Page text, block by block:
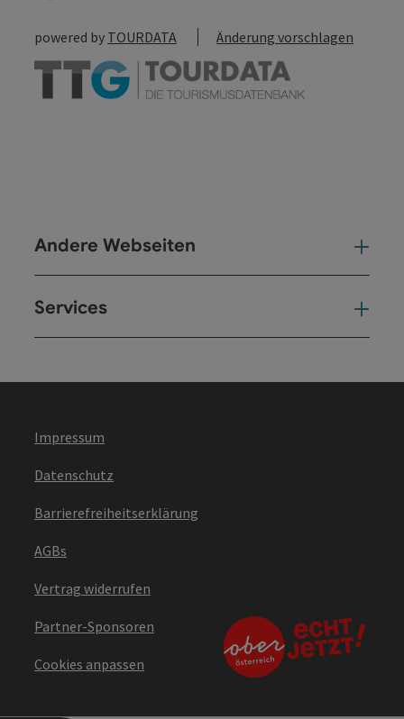
powered by TOURDATA Änderung vorschlagen
Andere Webseiten
Services
Impressum
Datenschutz
Barrierefreiheitserklärung
AGBs
Vertrag widerrufen
Partner-Sponsoren
Cookies anpassen